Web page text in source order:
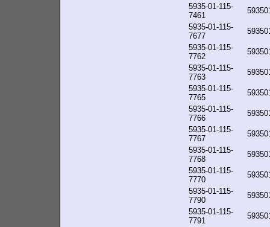
5935-01-115-
7461
5935-01-115-
7677
5935-01-115-
7762
5935-01-115-
7763
5935-01-115-
7765
5935-01-115-
7766
5935-01-115-
7767
5935-01-115-
7768
5935-01-115-
7770
5935-01-115-
7790
5935-01-115-
7791